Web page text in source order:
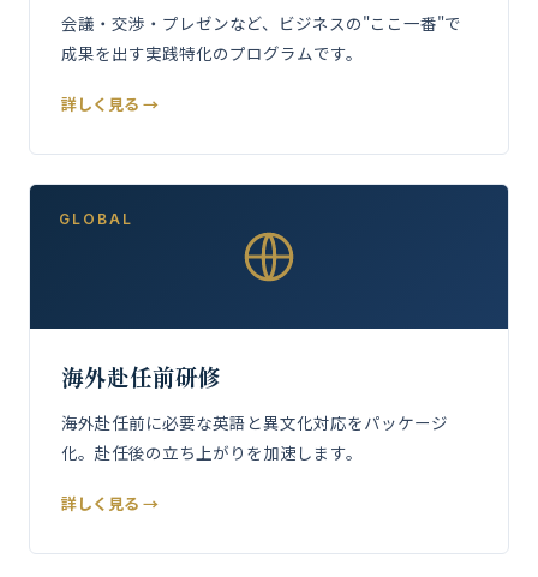
会議・交渉・プレゼンなど、ビジネスの"ここ一番"で
成果を出す実践特化のプログラムです。
詳しく見る →
GLOBAL
海外赴任前研修
海外赴任前に必要な英語と異文化対応をパッケージ
化。赴任後の立ち上がりを加速します。
詳しく見る →